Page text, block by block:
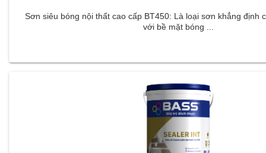
Sơn siêu bóng nội thất cao cấp BT450: Là loại sơn khẳng định
với bề mặt bóng ...